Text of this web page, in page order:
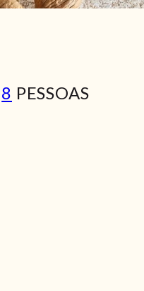
8 PESSOAS